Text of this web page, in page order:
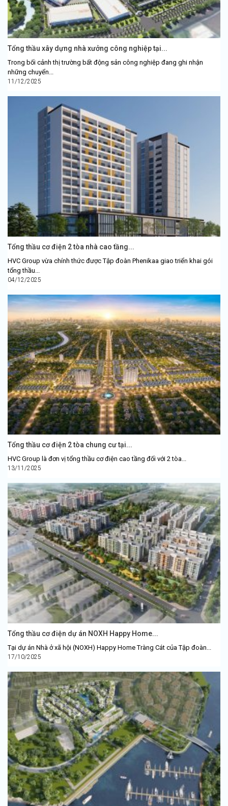
Tổng thầu xây dựng nhà xưởng công nghiệp tại...
Trong bối cảnh thị trường bất động sản công nghiệp đang ghi nhận
những chuyển...
11/12/2025
Tổng thầu cơ điện 2 tòa nhà cao tầng...
HVC Group vừa chính thức được Tập đoàn Phenikaa giao triển khai gói
tổng thầu...
04/12/2025
Tổng thầu cơ điện 2 tòa chung cư tại...
HVC Group là đơn vị tổng thầu cơ điện cao tầng đối với 2 tòa...
13/11/2025
Tổng thầu cơ điện dự án NOXH Happy Home...
Tại dự án Nhà ở xã hội (NOXH) Happy Home Tràng Cát của Tập đoàn...
17/10/2025